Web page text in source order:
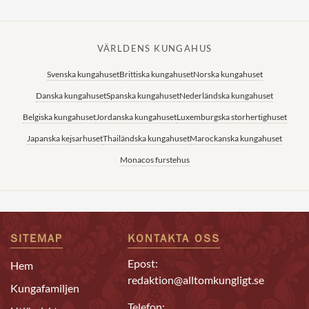
VÄRLDENS KUNGAHUS
Svenska kungahusetBrittiska kungahusetNorska kungahuset
Danska kungahusetSpanska kungahusetNederländska kungahuset
Belgiska kungahusetJordanska kungahusetLuxemburgska storhertighuset
Japanska kejsarhusetThailändska kungahusetMarockanska kungahuset
Monacos furstehus
SITEMAP
Hem
Kungafamiljen
KONTAKTA OSS
Epost:
redaktion@alltomkungligt.se